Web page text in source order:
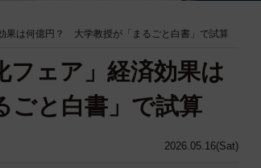
果は何億円？ 大学教授が「まるごと白書」で試算
2026.05.16(Sat)
フェア」経済効果は
と白書」で試算